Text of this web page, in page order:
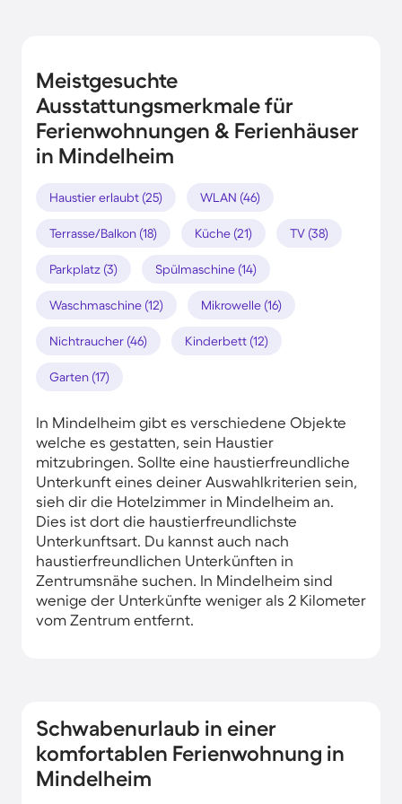
Meistgesuchte
Ausstattungsmerkmale für
Ferienwohnungen & Ferienhäuser
in Mindelheim
Haustier erlaubt (25) WLAN (46)
Terrasse/Balkon (18) Küche (21) TV (38)
Parkplatz (3) Spülmaschine (14)
Waschmaschine (12) Mikrowelle (16)
Nichtraucher (46) Kinderbett (12)
Garten (17)
In Mindelheim gibt es verschiedene Objekte
welche es gestatten, sein Haustier
mitzubringen. Sollte eine haustierfreundliche
Unterkunft eines deiner Auswahlkriterien sein,
sieh dir die Hotelzimmer in Mindelheim an.
Dies ist dort die haustierfreundlichste
Unterkunftsart. Du kannst auch nach
haustierfreundlichen Unterkünften in
Zentrumsnähe suchen. In Mindelheim sind
wenige der Unterkünfte weniger als 2 Kilometer
vom Zentrum entfernt.
Schwabenurlaub in einer
komfortablen Ferienwohnung in
Mindelheim